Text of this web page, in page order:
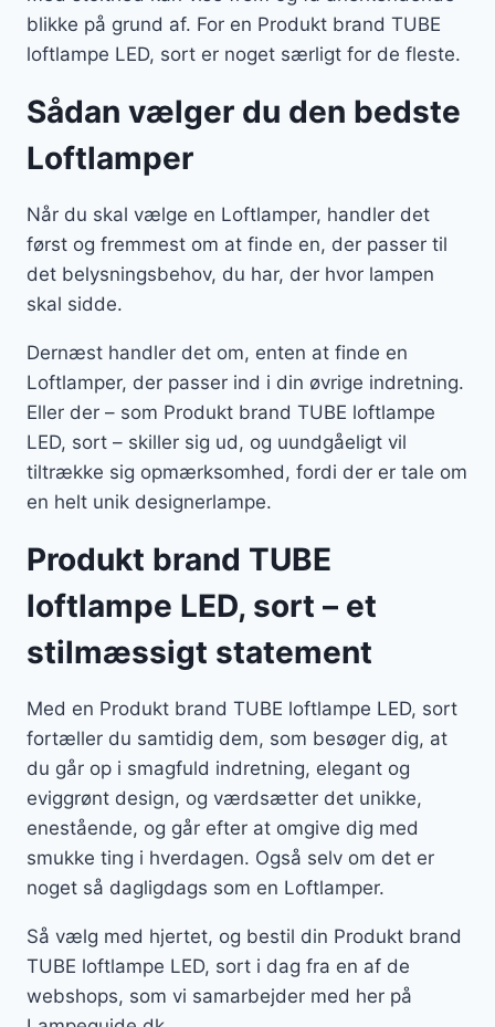
blikke på grund af. For en Produkt brand TUBE
loftlampe LED, sort er noget særligt for de fleste.
Sådan vælger du den bedste
Loftlamper
Når du skal vælge en Loftlamper, handler det
først og fremmest om at finde en, der passer til
det belysningsbehov, du har, der hvor lampen
skal sidde.
Dernæst handler det om, enten at finde en
Loftlamper, der passer ind i din øvrige indretning.
Eller der – som Produkt brand TUBE loftlampe
LED, sort – skiller sig ud, og uundgåeligt vil
tiltrække sig opmærksomhed, fordi der er tale om
en helt unik designerlampe.
Produkt brand TUBE
loftlampe LED, sort – et
stilmæssigt statement
Med en Produkt brand TUBE loftlampe LED, sort
fortæller du samtidig dem, som besøger dig, at
du går op i smagfuld indretning, elegant og
eviggrønt design, og værdsætter det unikke,
enestående, og går efter at omgive dig med
smukke ting i hverdagen. Også selv om det er
noget så dagligdags som en Loftlamper.
Så vælg med hjertet, og bestil din Produkt brand
TUBE loftlampe LED, sort i dag fra en af de
webshops, som vi samarbejder med her på